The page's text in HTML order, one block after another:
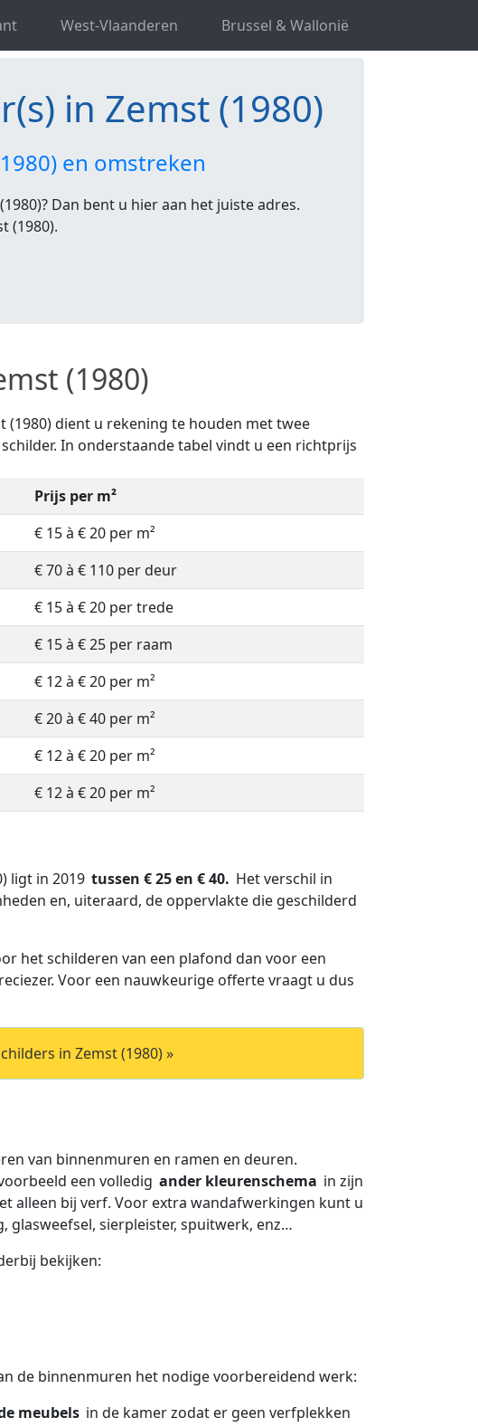
West-Vlaanderen Brussel & Wallonië
schilder(s) in Zemst
in Zemst (1980)
en omstreken
Dan bent u hier aan het juiste adres.
(1980).
(1980)
(1980) dient u rekening te houden met twee
In onderstaande tabel vindt u een richtprijs
Prijs per m²
€ 15 à € 20 per m²
€ 70 à € 110 per deur
€ 15 à € 20 per trede
€ 15 à € 25 per raam
€ 12 à € 20 per m²
€ 20 à € 40 per m²
€ 12 à € 20 per m²
€ 12 à € 20 per m²
ligt in 2019 tussen € 25 en € 40. Het verschil in
en, uiteraard, de oppervlakte die geschilderd
het schilderen van een plafond dan voor een
Voor een nauwkeurige offerte vraagt u dus
in Zemst (1980) »
van binnenmuren en ramen en deuren.
een volledig ander kleurenschema in zijn
alleen bij verf. Voor extra wandafwerkingen kunt u
glasweefsel, sierpleister, spuitwerk, enz…
bekijken:
de binnenmuren het nodige voorbereidend werk:
meubels in de kamer zodat er geen verfplekken